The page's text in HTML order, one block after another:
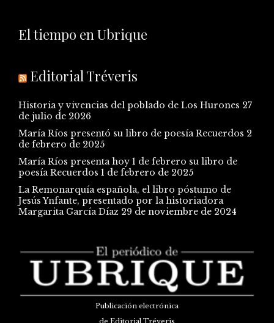
El tiempo en Ubrique
Editorial Tréveris
Historia y vivencias del poblado de Los Hurones 27
de julio de 2026
María Ríos presentó su libro de poesía Recuerdos 2
de febrero de 2025
María Ríos presenta hoy 1 de febrero su libro de
poesía Recuerdos 1 de febrero de 2025
La Remonarquía española, el libro póstumo de
Jesús Ynfante, presentado por la historiadora
Margarita García Díaz 29 de noviembre de 2024
Publicación electrónica
de Editorial Tréveris